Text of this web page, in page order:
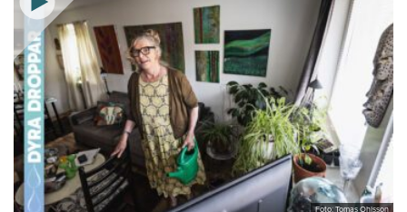
Foto: Tomas Ohlsson